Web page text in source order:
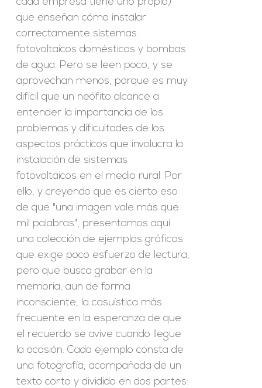
que enseñan cómo instalar
correctamente sistemas
fotovoltaicos domésticos y bombas
de agua. Pero se leen poco, y se
aprovechan menos, porque es muy
difícil que un neófito alcance a
entender la importancia de los
problemas y dificultades de los
aspectos prácticos que involucra la
instalación de sistemas
fotovoltaicos en el medio rural. Por
ello, y creyendo que es cierto eso
de que "una imagen vale más que
mil palabras", presentamos aquí
una colección de ejemplos gráficos
que exige poco esfuerzo de lectura,
pero que busca grabar en la
memoria, aun de forma
inconsciente, la casuística más
frecuente en la esperanza de que
el recuerdo se avive cuando llegue
la ocasión. Cada ejemplo consta de
una fotografía, acompañada de un
texto corto y dividido en dos partes: